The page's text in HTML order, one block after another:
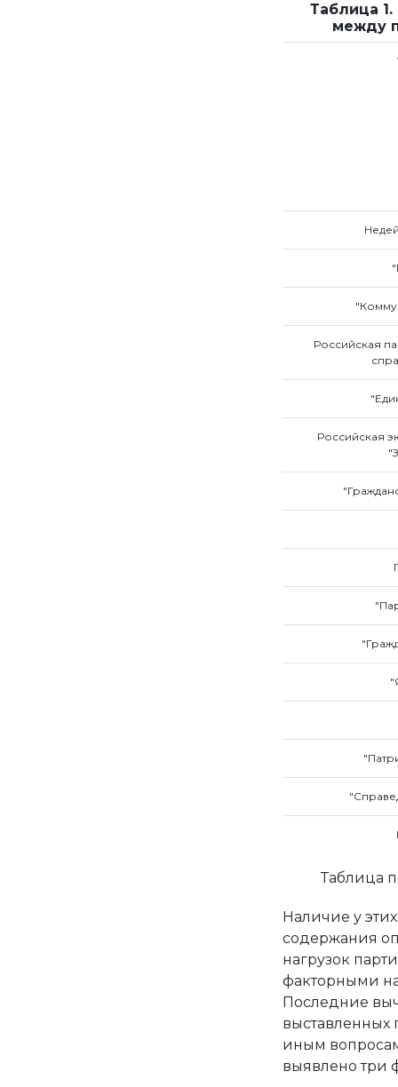
Таблица
между
Российская
Российская
Таблица
Наличие у
содержания
нагрузок
факторными
Последние
выставленных
иным
выявлено три